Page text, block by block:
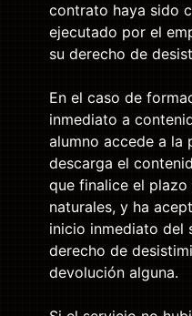
contrato haya sido
ejecutado por el
su derecho de
En el caso de
inmediato a
alumno accede a la
descarga el
que finalice el
naturales, y ha
inicio inmediato del
derecho de
devolución alguna.